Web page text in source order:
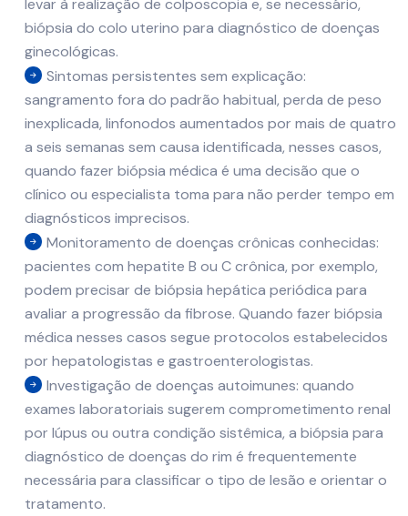
levar à realização de colposcopia e, se necessário,
biópsia do colo uterino para diagnóstico de doenças
ginecológicas.
Sintomas persistentes sem explicação:
sangramento fora do padrão habitual, perda de peso
inexplicada, linfonodos aumentados por mais de quatro
a seis semanas sem causa identificada, nesses casos,
quando fazer biópsia médica é uma decisão que o
clínico ou especialista toma para não perder tempo em
diagnósticos imprecisos.
Monitoramento de doenças crônicas conhecidas:
pacientes com hepatite B ou C crônica, por exemplo,
podem precisar de biópsia hepática periódica para
avaliar a progressão da fibrose. Quando fazer biópsia
médica nesses casos segue protocolos estabelecidos
por hepatologistas e gastroenterologistas.
Investigação de doenças autoimunes: quando
exames laboratoriais sugerem comprometimento renal
por lúpus ou outra condição sistêmica, a biópsia para
diagnóstico de doenças do rim é frequentemente
necessária para classificar o tipo de lesão e orientar o
tratamento.